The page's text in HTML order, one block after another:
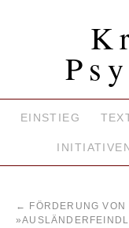
EINSTIEG
←
FÖRDERUNG VON